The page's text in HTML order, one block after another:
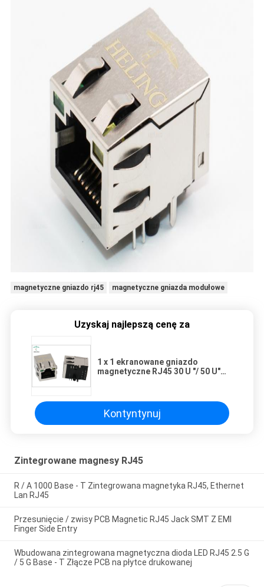
magnetyczne gniazdo rj45 magnetyczne gniazda modułowe
Uzyskaj najlepszą cenę za
1 x 1 ekranowane gniazdo
magnetyczne RJ45 30 U "/ 50 U"
Kontyntynuj
Zintegrowane magnesy RJ45
R / A 1000 Base - T Zintegrowana magnetyka RJ45, Ethernet
Lan RJ45
Przesunięcie / zwisy PCB Magnetic RJ45 Jack SMT Z EMI
Finger Side Entry
Wbudowana zintegrowana magnetyczna dioda LED RJ45 2.5 G
/ 5 G Base - T Złącze PCB na płytce drukowanej